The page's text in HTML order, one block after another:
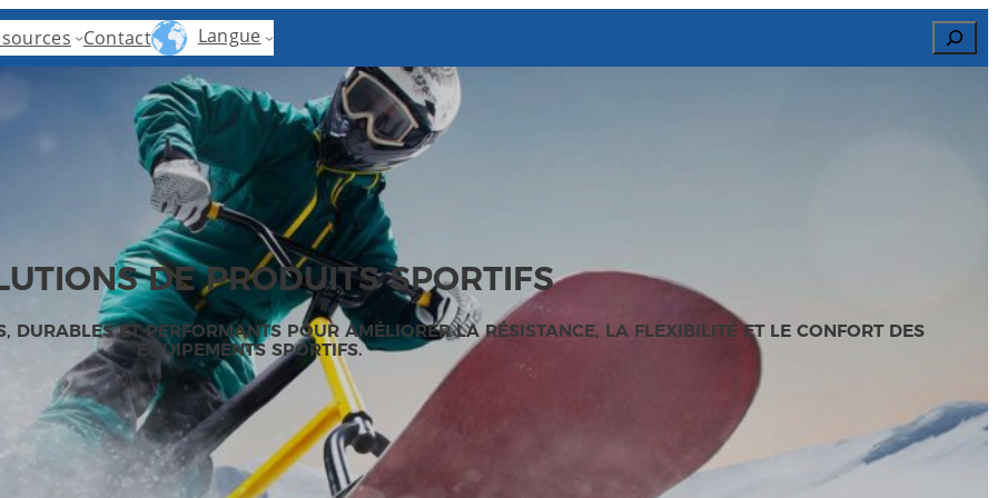
Contact Langue Search
DE PRODUITS SPORTIFS
DURABLES ET PERFORMANTS POUR AMÉLIORER LA RÉSISTANCE, LA FLEXIBILITÉ ET LE CONFORT DES
ÉQUIPEMENTS SPORTIFS.